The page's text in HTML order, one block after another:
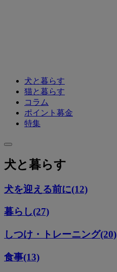
犬と暮らす
猫と暮らす
コラム
ポイント募金
特集
犬と暮らす
犬を迎える前に(12)
暮らし(27)
しつけ・トレーニング(20)
食事(13)